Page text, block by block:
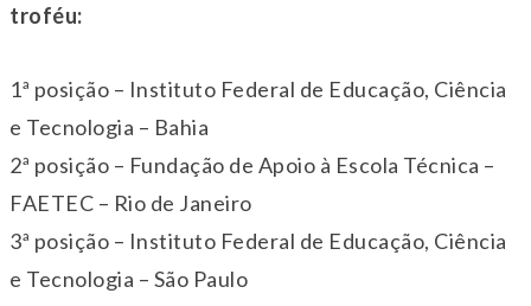
troféu:
1ª posição – Instituto Federal de Educação, Ciência
e Tecnologia – Bahia
2ª posição – Fundação de Apoio à Escola Técnica –
FAETEC – Rio de Janeiro
3ª posição – Instituto Federal de Educação, Ciência
e Tecnologia – São Paulo